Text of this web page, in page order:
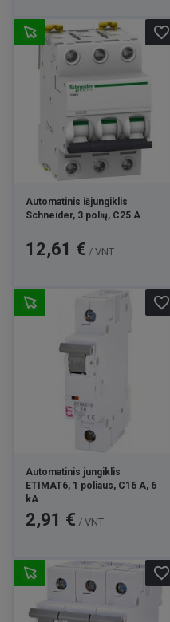
Automatinis išjungiklis
Schneider, 3 polių, C25 A
Kaina
12,61 € / VNT
favorite_border
Automatinis jungiklis
ETIMAT6, 1 poliaus, C16 A, 6
kA
Kaina
2,91 € / VNT
favorite_border
favorite_border